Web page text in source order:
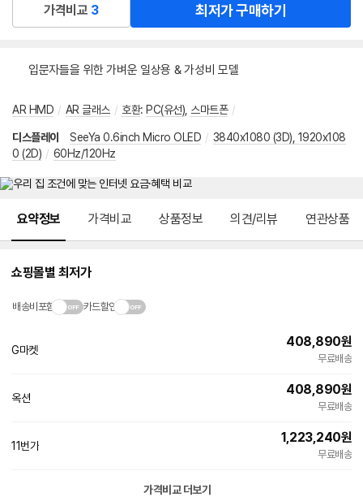
가격비교 3 최저가 구매하기
입문자들을 위한 가벼운 일상용 & 가성비 모델
AR HMD / AR 글래스 / 호환: PC(유선) 스마트폰 /
디스플레이 SeeYa 0.6inch Micro OLED / 3840x1080 (3D), 1920x108
0 (2D) / 60Hz/120Hz
요약정보 가격비교 상품정보 의견/리뷰 연관상품
쇼핑몰별 최저가
배송비포함 카드할인
G마켓
408,890원
무료배송
옥션
408,890원
무료배송
11번가
1,223,240원
무료배송
가격비교 더보기